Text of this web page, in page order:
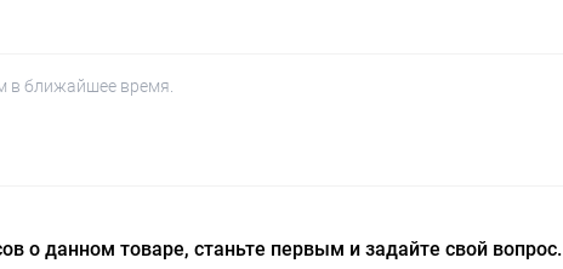
в ближайшее время.
о данном товаре, станьте первым и задайте свой вопрос.